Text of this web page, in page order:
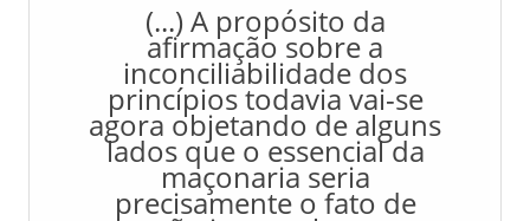
(...) A propósito da
afirmação sobre a
inconciliabilidade dos
princípios todavia vai-se
agora objetando de alguns
lados que o essencial da
maçonaria seria
precisamente o fato de